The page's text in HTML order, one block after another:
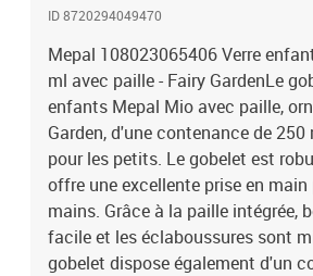
ID 8720294049470
Mepal 108023065406 Verre
ml avec paille - Fairy GardenLe
enfants Mepal Mio avec paille,
Garden, d'une contenance de 250
pour les petits. Le gobelet est
offre une excellente prise en
mains. Grâce à la paille intégrée,
facile et les éclaboussures sont
gobelet dispose également d'un